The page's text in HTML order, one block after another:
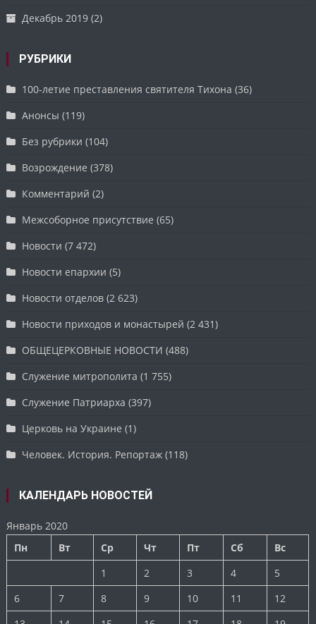
Декабрь 2019 (2)
РУБРИКИ
100-летие преставления святителя Тихона (36)
Анонсы (119)
Без рубрики (104)
Возрождение (378)
Комментарий (2)
Межсоборное присутствие (65)
Новости (7 472)
Новости епархии (5)
Новости отделов (2 623)
Новости приходов и монастырей (2 431)
ОБЩЕЦЕРКОВНЫЕ НОВОСТИ (488)
Служение митрополита (1 755)
Служение Патриарха (397)
Церковь на Украине (1)
Человек. История. Репортаж (118)
КАЛЕНДАРЬ НОВОСТЕЙ
Январь 2020
Пн
Вт Ср Чт Пт Сб
Вс
1
2 3 4
5
6
7 8 9 10 11
12